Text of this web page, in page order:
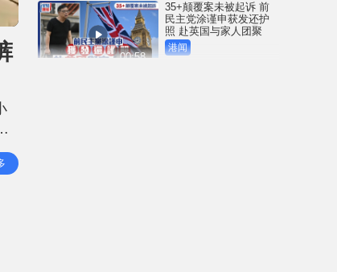
00:58
35+颠覆案未被起诉 前
民主党涂谨申获发还护
照 赴英国与家人团聚
港闻